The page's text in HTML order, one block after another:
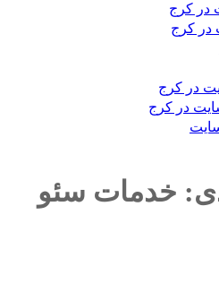
در کرج
در کرج
در کرج
در کرج
خدمات سئو